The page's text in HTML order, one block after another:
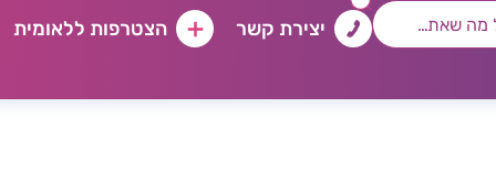
יצירת קשר הצטרפות ללאומית